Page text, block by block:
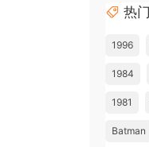
热
1996
1984
1981
Batman